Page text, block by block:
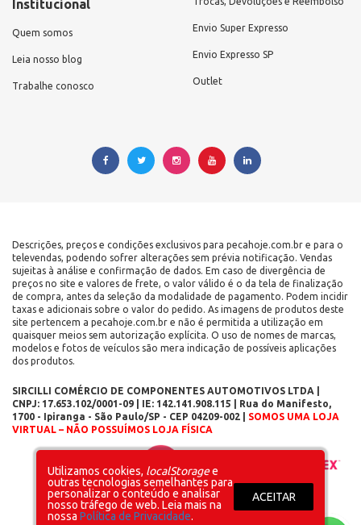
Institucional
Quem somos
Leia nosso blog
Trabalhe conosco
Envio Super Expresso
Envio Expresso SP
Outlet
Descrições, preços e condições exclusivos para pecahoje.com.br e para o
televendas, podendo sofrer alterações sem prévia notificação. Vendas
sujeitas à análise e confirmação de dados. Em caso de divergência de
preços no site e valores de frete, o valor válido é o da tela de finalização
de compra, antes da seleção da modalidade de pagamento. Podem incidir
taxas e adicionais sobre o valor do pedido. As imagens de produtos deste
site pertencem a pecahoje.com.br e não é permitida a utilização em
quaisquer meios sem autorização explícita. O uso de nomes de marcas,
modelos e fotos de veículos são mera indicação de possíveis aplicações
dos produtos.
SIRCILLI COMÉRCIO DE COMPONENTES AUTOMOTIVOS LTDA |
CNPJ: 17.653.102/0001-09 | IE: 142.141.908.115 | Rua do Manifesto,
1700 - Ipiranga - São Paulo/SP - CEP 04209-002 | SOMOS UMA LOJA
VIRTUAL – NÃO POSSUÍMOS LOJA FÍSICA
Layout inicial
ACEITAR
Utilizamos cookies, localStoragee
outras tecnologias semelhantes para
personalizar o conteúdo e analisar
nosso tráfego de web. Leia mais na
nossa Política de Privacidade.